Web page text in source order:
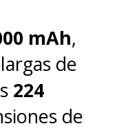
mAh,
de
224
de